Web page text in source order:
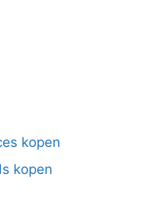
kopen
kopen